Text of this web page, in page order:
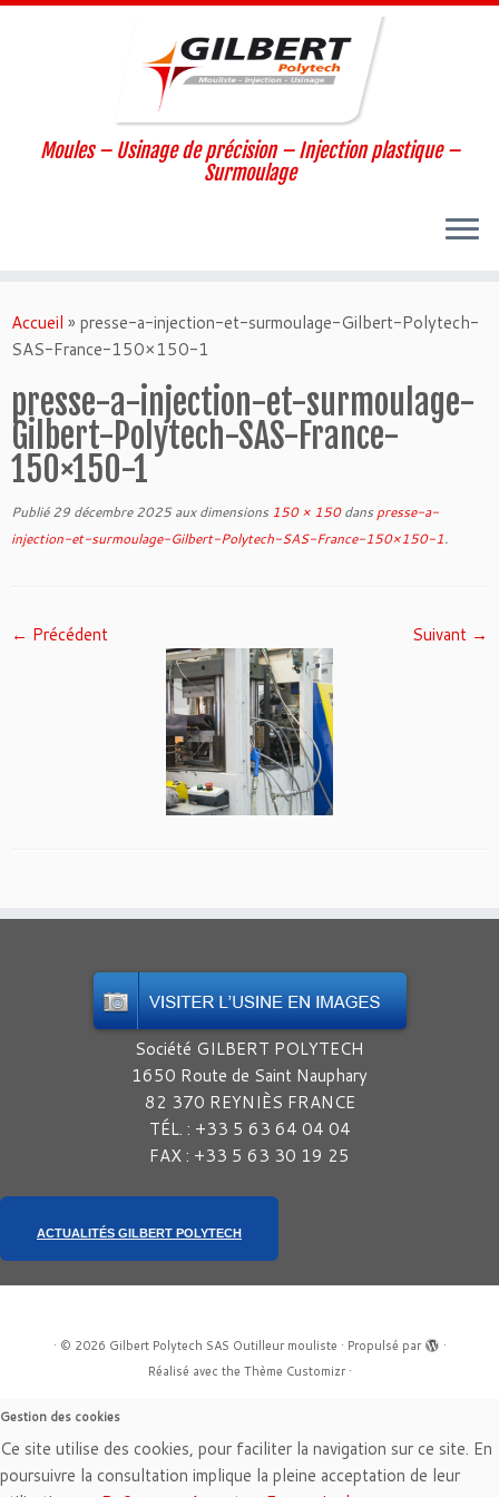
au
contenu
Moules – Usinage de précision – Injection plastique –
Surmoulage
Accueil » presse-a-injection-et-surmoulage-Gilbert-Polytech-
SAS-France-150×150-1
presse-a-injection-et-surmoulage-
Gilbert-Polytech-SAS-France-
150×150-1
Publié 29 décembre 2025aux dimensions 150 × 150dans presse-a-
injection-et-surmoulage-Gilbert-Polytech-SAS-France-150×150-1.
← Précédent Suivant →
Société GILBERT POLYTECH
1650 Route de Saint Nauphary
82 370 REYNIÈS FRANCE
TÉL. : +33 5 63 64 04 04
FAX : +33 5 63 30 19 25
ACTUALITÉS GILBERT POLYTECH
· © 2026 Gilbert Polytech SAS Outilleur mouliste · Propulsé par
·
Réalisé avec the Thème Customizr·
Gestion des cookies
Ce site utilise des cookies, pour faciliter la navigation sur ce site. En
poursuivre la consultation implique la pleine acceptation de leur